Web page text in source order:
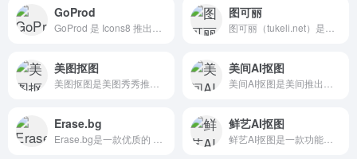
GoProd 图可丽
美图抠图 美间AI抠图
Erase.bg 鲜艺AI抠图